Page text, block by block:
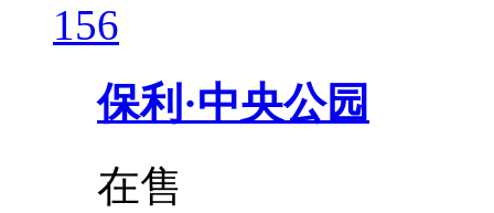
156
保利·中央公园
在售